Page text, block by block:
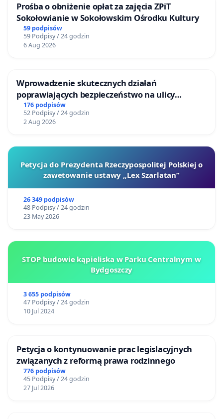
Prośba o obniżenie opłat za zajęcia ZPiT
Sokołowianie w Sokołowskim Ośrodku Kultury
59 podpisów
59 Podpisy / 24 godzin
6 Aug 2026
Wprowadzenie skutecznych działań
poprawiających bezpieczeństwo na ulicy
Żeromskiego w Otwocku
176 podpisów
52 Podpisy / 24 godzin
2 Aug 2026
Petycja do Prezydenta Rzeczypospolitej Polskiej o
zawetowanie ustawy „Lex Szarlatan”
26 349 podpisów
48 Podpisy / 24 godzin
23 May 2026
STOP budowie kąpieliska w Parku Centralnym w
Bydgoszczy
3 655 podpisów
47 Podpisy / 24 godzin
10 Jul 2024
Petycja o kontynuowanie prac legislacyjnych
związanych z reformą prawa rodzinnego
776 podpisów
45 Podpisy / 24 godzin
27 Jul 2026